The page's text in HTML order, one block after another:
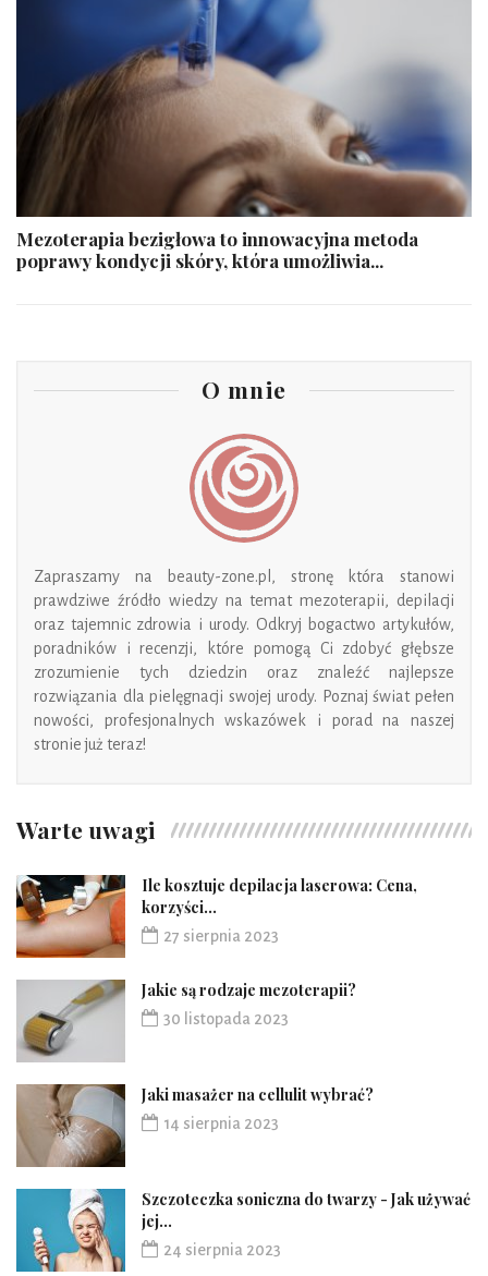
Mezoterapia bezigłowa to innowacyjna metoda
poprawy kondycji skóry, która umożliwia...
O mnie
Zapraszamy na beauty-zone.pl , stronę
która stanowi
prawdziwe źródło wiedzy na temat mezoterapii, depilacji
oraz tajemnic zdrowia i urody. Odkryj bogactwo artykułów,
poradników i recenzji, które pomogą Ci zdobyć głębsze
zrozumienie tych dziedzin oraz znaleźć najlepsze
rozwiązania dla pielęgnacji swojej urody. Poznaj świat pełen
nowości, profesjonalnych wskazówek i porad na naszej
stronie już teraz!
Warte uwagi
Ile kosztuje depilacja laserowa: Cena,
korzyści...
27 sierpnia 2023
Jakie są rodzaje mezoterapii?
30 listopada 2023
Jaki masażer na cellulit wybrać?
14 sierpnia 2023
Szczoteczka soniczna do twarzy - Jak używać
jej...
24 sierpnia 2023